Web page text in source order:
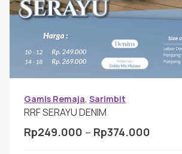
Sarimbit
Gamis Remaja, Sarimbit
RRF SERAYU DENIM
Rp249.000 – Rp374.000